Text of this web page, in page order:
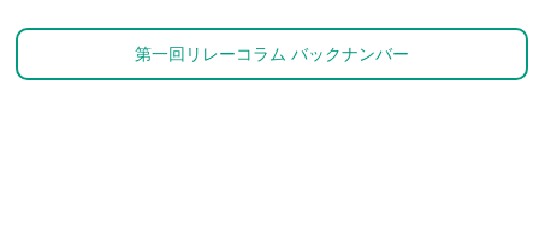
第一回リレーコラム バックナンバー